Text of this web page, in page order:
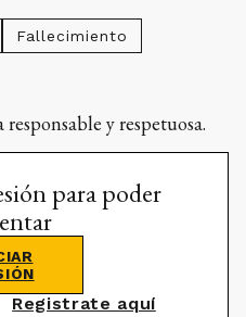
Fallecimiento
y respetuosa.
para poder
Registrate aquí